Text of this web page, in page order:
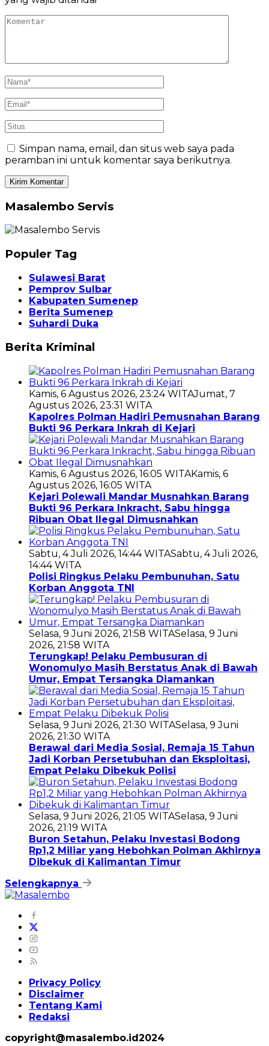
Simpan nama, email, dan situs web saya pada
peramban ini untuk komentar saya berikutnya.
Masalembo Servis
Populer Tag
Sulawesi Barat
Pemprov Sulbar
Kabupaten Sumenep
Berita Sumenep
Suhardi Duka
Berita Kriminal
Kamis, 6 Agustus 2026, 23:24 WITAJumat, 7
Agustus 2026, 23:31 WITA
Kapolres Polman Hadiri Pemusnahan Barang
Bukti 96 Perkara Inkrah di Kejari
Kamis, 6 Agustus 2026, 16:05 WITAKamis, 6
Agustus 2026, 16:05 WITA
Kejari Polewali Mandar Musnahkan Barang
Bukti 96 Perkara Inkracht, Sabu hingga
Ribuan Obat Ilegal Dimusnahkan
Sabtu, 4 Juli 2026, 14:44 WITASabtu, 4 Juli 2026,
14:44 WITA
Polisi Ringkus Pelaku Pembunuhan, Satu
Korban Anggota TNI
Selasa, 9 Juni 2026, 21:58 WITASelasa, 9 Juni
2026, 21:58 WITA
Terungkap! Pelaku Pembusuran di
Wonomulyo Masih Berstatus Anak di Bawah
Umur, Empat Tersangka Diamankan
Selasa, 9 Juni 2026, 21:30 WITASelasa, 9 Juni
2026, 21:30 WITA
Berawal dari Media Sosial, Remaja 15 Tahun
Jadi Korban Persetubuhan dan Eksploitasi,
Empat Pelaku Dibekuk Polisi
Selasa, 9 Juni 2026, 21:05 WITASelasa, 9 Juni
2026, 21:19 WITA
Buron Setahun, Pelaku Investasi Bodong
Rp1,2 Miliar yang Hebohkan Polman Akhirnya
Dibekuk di Kalimantan Timur
Selengkapnya
Privacy Policy
Disclaimer
Tentang Kami
Redaksi
copyright@masalembo.id2024